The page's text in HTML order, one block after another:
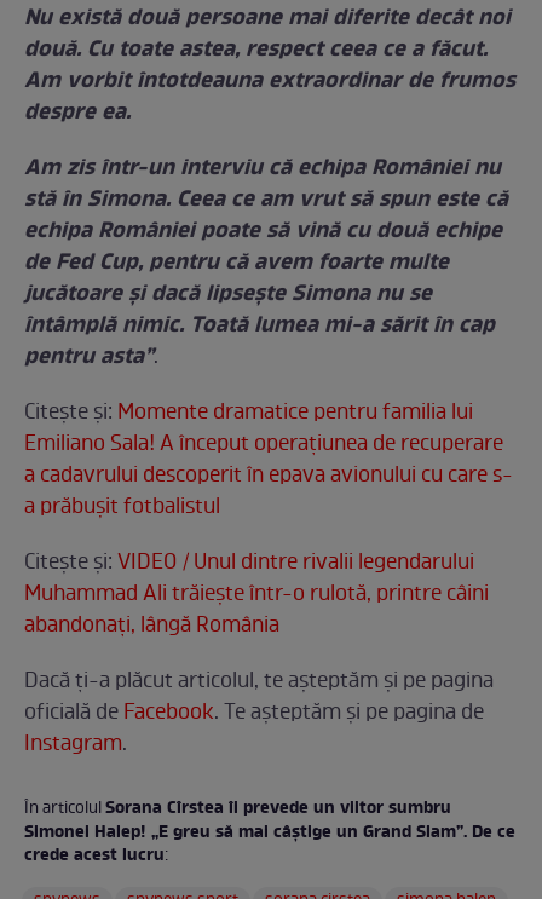
Nu există două persoane mai diferite decât noi
două. Cu toate astea, respect ceea ce a făcut.
Am vorbit întotdeauna extraordinar de frumos
despre ea.
Am zis într-un interviu că echipa României nu
stă în Simona. Ceea ce am vrut să spun este că
echipa României poate să vină cu două echipe
de Fed Cup, pentru că avem foarte multe
jucătoare și dacă lipsește Simona nu se
întâmplă nimic. Toată lumea mi-a sărit în cap
pentru asta”.
Citeşte şi: Momente dramatice pentru familia lui
Emiliano Sala! A început operațiunea de recuperare
a cadavrului descoperit în epava avionului cu care s-
a prăbuşit fotbalistul
Citeşte şi:VIDEO / Unul dintre rivalii legendarului
Muhammad Ali trăieşte într-o rulotă, printre câini
abandonaţi, lângă România
Dacă ți-a plăcut articolul, te așteptăm și pe pagina
oficială deFacebook. Te aşteptăm şi pe pagina de
Instagram.
În articolulSorana Cîrstea îi prevede un viitor sumbru
Simonei Halep! „E greu să mai câştige un Grand Slam”. De ce
crede acest lucru: